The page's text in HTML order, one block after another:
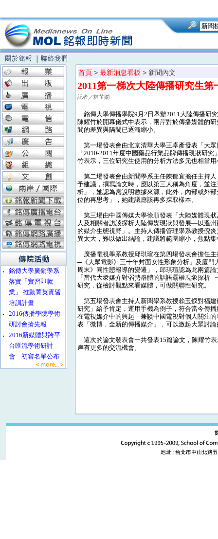
‧
銘傳大學廣銷學系
落實「實習即就
業」 推動菁英實習
培訓計畫
‧
2016傳播學院學術
研討會搶先報
‧
2016新媒體與跨平
台匯流學術研討
會 初審名單公布
首頁 > 最新消息看板 > 新聞內文
2011第一梯次大陸傳播研究生
記者／林芷嫻
銘傳大學傳播學院9月2日舉辦2011大陸傳播研
陳耀竹於開幕儀式中表示，兩岸對於傳播媒體的
間的差異與隔閡已逐漸縮小。
第一場發表會由北京清華大學王卓彥發表「大
「2010-2011年度中國藥品行業品牌傳播現狀研
竹表示，三位研究生使用的分析方法多元也相當
第二場發表會由新聞學系主任陳郁宜擔任主持
予建議，撰寫論文時，應以第三人稱為角度，並
析」，她認為需說明數據來源，此外，內部或外
位的再思考」，她建議應該再多採取樣本。
第三場由中國傳媒大學徐順發表「大陸媒體現
人及相關者訪談探析大陸傳媒現狀與發展—以溫
的媒介生態視野」。主持人傳播管理學系教授倪
異太大，難以做出結論，建議將範圍縮小，焦點
廣播電視學系教授邱琪瑄在第四場發表會擔任
─《大眾電影》三十年封面女性形象分析」及廈
周末》同性戀報導的變遷」，邱琪瑄認為此兩篇
「當代大衆媒介對弱勢群體的話語霸權現象探析
研究，從檢討觀點來看媒體，可做關聯性研究。
第五場發表會主持人新聞學系教授賴玉釵對福
研究」給予肯定，運用手機為例子，符合當今傳
在電視媒介中的興起—兼談中國電視對個人關注
表「微博，全新的傳播媒介」，可以激起大眾討
這次的論文發表會一共發表15篇論文，陳耀竹
岸有更多的交流機會。